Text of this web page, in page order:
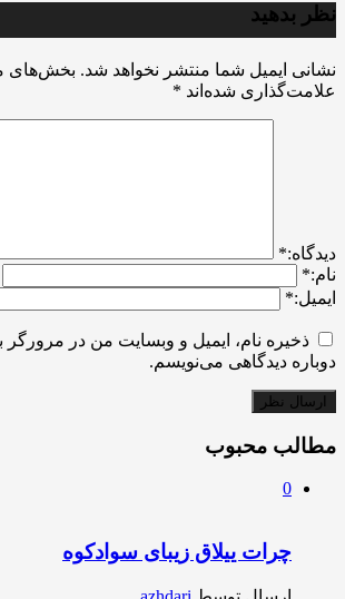
نظر بدهید
نشانی ایمیل شما منتشر نخواهد شد. بخش‌های
علامت‌گذاری شده‌اند *
ديدگاه:*
نام:*
ایمیل:*
ذخیره نام، ایمیل و وبسایت من در مرورگر
دوباره دیدگاهی می‌نویسم.
مطالب محبوب
0
چرات ییلاق زیبای سوادکوه